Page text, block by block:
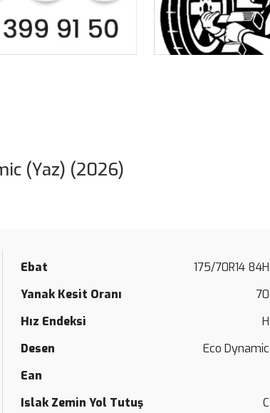
(Yaz) (2026)
Ebat 175/70R14 84H
Yanak Kesit Oranı 70
Hız Endeksi H
Desen Eco Dynamic
Ean
Islak Zemin Yol Tutuş C